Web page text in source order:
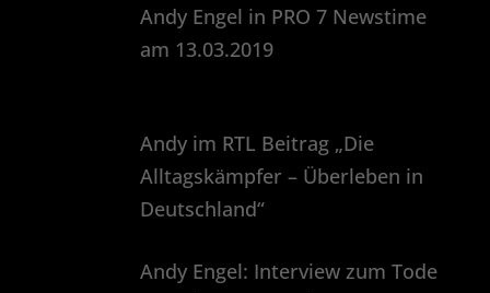
Andy Engel in PRO 7 Newstime
am 13.03.2019
Andy im RTL Beitrag „Die
Alltagskämpfer – Überleben in
Deutschland“
Andy Engel: Interview zum Tode